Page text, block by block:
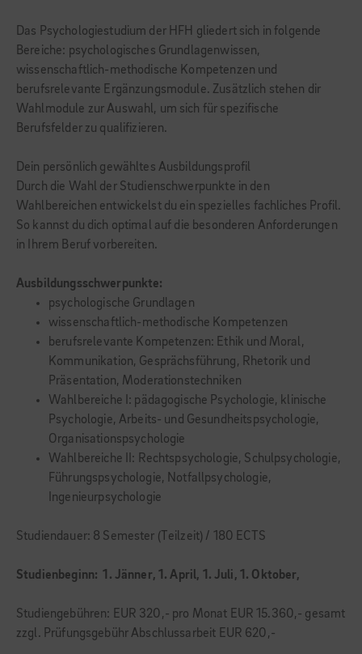
Das Psychologiestudium der HFH gliedert sich in folgende
Bereiche: psychologisches Grundlagenwissen,
wissenschaftlich-methodische Kompetenzen und
berufsrelevante Ergänzungsmodule. Zusätzlich stehen dir
Wahlmodule zur Auswahl, um sich für spezifische
Berufsfelder zu qualifizieren.
Dein persönlich gewähltes Ausbildungsprofil
Durch die Wahl der Studienschwerpunkte in den
Wahlbereichen entwickelst du ein spezielles fachliches Profil.
So kannst du dich optimal auf die besonderen Anforderungen
in Ihrem Beruf vorbereiten.
Ausbildungsschwerpunkte:
psychologische Grundlagen
wissenschaftlich-methodische Kompetenzen
berufsrelevante Kompetenzen: Ethik und Moral,
Kommunikation, Gesprächsführung, Rhetorik und
Präsentation, Moderationstechniken
Wahlbereiche I: pädagogische Psychologie, klinische
Psychologie, Arbeits- und Gesundheitspsychologie,
Organisationspsychologie
Wahlbereiche II: Rechtspsychologie, Schulpsychologie,
Führungspsychologie, Notfallpsychologie,
Ingenieurpsychologie
Studiendauer: 8 Semester (Teilzeit) / 180 ECTS
Studienbeginn: 1. Jänner, 1. April, 1. Juli, 1. Oktober,
Studiengebühren: EUR 320,- pro Monat EUR 15.360,- gesamt
zzgl. Prüfungsgebühr Abschlussarbeit EUR 620,-